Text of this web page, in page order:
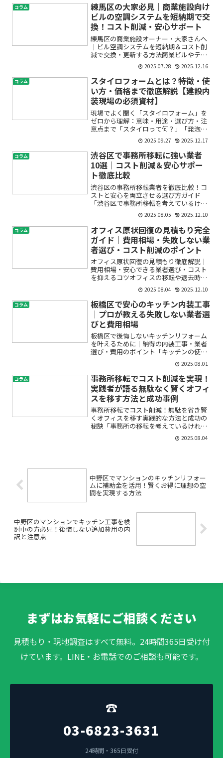
コラム
練馬区の大家必見｜商業施設向け
ビルの空調システムを短納期で交
換！コスト削減・安心サポート
練馬区の商業施設オーナー・大家さんへ
｜ビル空調システムを短納期＆コスト削
減で交換・更新する方法商業ビルやテナ
ントビルを管理・所有されている練馬区
の大家さん、空調システムの老朽化やト
ラブルでお困りではありませんか？「そ
ろそろ空調が古くて故障し...
2025.07.28 2025.12.16
コラム
スタイロフォームとは？特徴・使
い方・価格まで徹底解説【建設内
装現場の必須資材】
現場でよく聞く「スタイロフォーム」を
ゼロから理解：意味・用途・選び方・注
意点まで「スタイロって何？」「発泡ス
チロールとどう違うの？」——初めて現
場に入ると、そんな素朴な疑問が次々と
湧いてきますよね。本記事では、建設内
装現場で日常的に使われる...
2025.09.27 2025.12.17
コラム
渋谷区で事務所移転に強い業者
10選｜コスト削減＆安心サポー
ト徹底比較
渋谷区の事務所移転業者を徹底比較！コ
ストと安心を両立させる選び方ガイド
「渋谷区で事務所移転を考えているけれ
ど、どの移転業者に頼めばいいのかわか
らない」「できるだけ費用は抑えたいけ
ど、安心して任せられる業者が良い」――そ
んな悩みをお持ちではあ...
2025.08.05 2025.12.10
コラム
オフィス原状回復の見積もり完全
ガイド｜費用相場・失敗しない業
者選び・コスト削減のポイント
オフィス原状回復の見積もり徹底解説｜
費用相場・安心できる業者選び・コスト
を抑えるコツオフィスの移転や退去時、
「原状回復が必要と言われたけど、何を
すればいいの？」「見積もり額が妥当な
のか分からず不安…」「業者選びで失敗
したくない」など、さまざ...
2025.08.04 2025.12.10
コラム
板橋区で安心のキッチン内装工事
｜プロが教える失敗しない業者選
びと費用相場
板橋区で後悔しないキッチンリフォーム
を叶えるために｜納得の内装工事・業者
選び・費用のポイント「キッチンの使い
勝手を良くしたい」「古くなった設備を
一新したい」「せっかくリフォームする
なら、おしゃれで快適な空間にしたい」――
そんな思いから、キッ...
2025.08.01
コラム
事務所移転でコスト削減を実現！
実践者が語る無駄なく賢くオフィ
スを移す方法と成功事例
事務所移転でコスト削減！無駄を省き賢
くオフィスを移す実践的な方法と成功の
秘訣「事務所の移転を考えているけれ
ど、コストが膨らまないか不安」「どこ
にコスト削減の余地があるのかわからな
2025.08.04
中野区でマンションのキッチンリフォー
ムに補助金を活用！賢くお得に理想の空
間を実現する方法
中野区のマンションでキッチン工事を検
討中の方必見！後悔しない追加費用の内
訳と注意点
まずはお気軽にご相談ください
見積もり・現地調査はすべて無料。24時間365日受け付
けています。LINE・お電話でのご相談も可能です。
☎
03-6823-3631
24時間・365日受付